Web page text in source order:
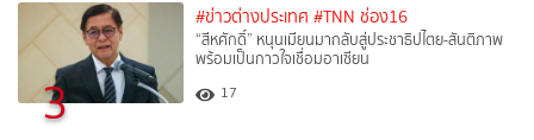
3
#ข่าวต่างประเทศ #TNN ช่อง16
“สีหศักดิ์”​ หนุนเมียนมากลับสู่ประชาธิปไตย-สันติภาพ
พร้อมเป็นกาวใจเชื่อมอาเซียน
17